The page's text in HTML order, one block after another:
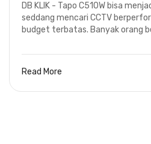
DB KLIK - Tapo C510W bisa
seddang mencari CCTV
budget terbatas. Banyak orang
Read More